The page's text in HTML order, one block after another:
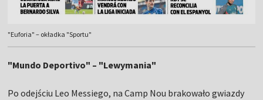
"Euforia" – okładka "Sportu"
"Mundo Deportivo" – "Lewymania"
Po odejściu Leo Messiego, na Camp Nou brakowało gwiazdy